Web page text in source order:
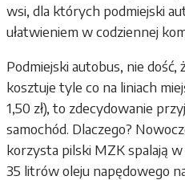
wsi, dla których podmiejski
ułatwieniem w codziennej
Podmiejski autobus, nie
kosztuje tyle co na liniach
1,50 zł), to zdecydowanie
samochód. Dlaczego?
korzysta pilski MZK spalają w
35 litrów oleju napędowego